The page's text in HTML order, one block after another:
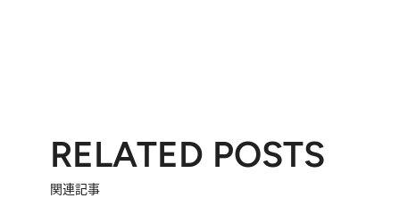
RELATED POSTS
関連記事